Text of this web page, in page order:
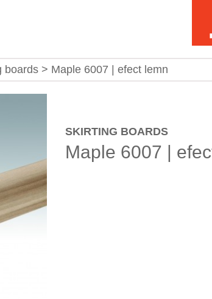
boards > Maple 6007 | efect lemn
SKIRTING BOARDS
Maple 6007 |